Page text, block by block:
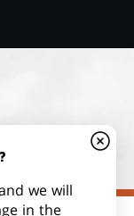
we will
in the